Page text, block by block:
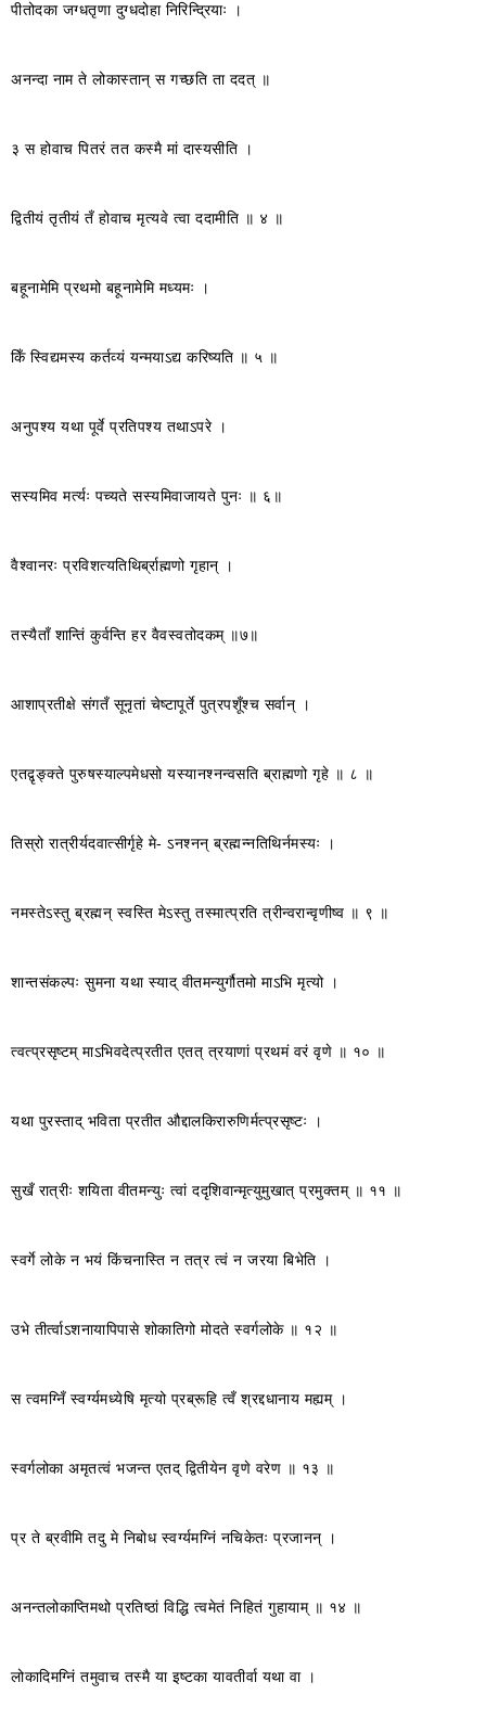
पीतोदका जग्धतृणा दुग्धदोहा निरिन्द्रियाः ।
अनन्दा नाम ते लोकास्तान् स गच्छति ता ददत् ॥
३ स होवाच पितरं तत कस्मै मां दास्यसीति ।
द्वितीयं तृतीयं तँ होवाच मृत्यवे त्वा ददामीति ॥ ४ ॥
बहूनामेमि प्रथमो बहूनामेमि मध्यमः ।
किँ स्विद्यमस्य कर्तव्यं यन्मयाऽद्य करिष्यति ॥ ५ ॥
अनुपश्य यथा पूर्वे प्रतिपश्य तथाऽपरे ।
सस्यमिव मर्त्यः पच्यते सस्यमिवाजायते पुनः ॥ ६॥
वैश्वानरः प्रविशत्यतिथिर्ब्राह्मणो गृहान् ।
तस्यैताँ शान्तिं कुर्वन्ति हर वैवस्वतोदकम् ॥७॥
आशाप्रतीक्षे संगतँ सूनृतां चेष्टापूर्ते पुत्रपशूँश्च सर्वान् ।
एतद्वृङ्क्ते पुरुषस्याल्पमेधसो यस्यानश्नन्वसति ब्राह्मणो गृहे ॥ ८ ॥
तिस्रो रात्रीर्यदवात्सीर्गृहे मे- ऽनश्नन् ब्रह्मन्नतिथिर्नमस्यः ।
नमस्तेऽस्तु ब्रह्मन् स्वस्ति मेऽस्तु तस्मात्प्रति त्रीन्वरान्वृणीष्व ॥ ९ ॥
शान्तसंकल्पः सुमना यथा स्याद् वीतमन्युर्गौतमो माऽभि मृत्यो ।
त्वत्प्रसृष्टम् माऽभिवदेत्प्रतीत एतत् त्रयाणां प्रथमं वरं वृणे ॥ १० ॥
यथा पुरस्ताद् भविता प्रतीत औद्दालकिरारुणिर्मत्प्रसृष्टः ।
सुखँ रात्रीः शयिता वीतमन्युः त्वां ददृशिवान्मृत्युमुखात् प्रमुक्तम् ॥ ११ ॥
स्वर्गे लोके न भयं किंचनास्ति न तत्र त्वं न जरया बिभेति ।
उभे तीर्त्वाऽशनायापिपासे शोकातिगो मोदते स्वर्गलोके ॥ १२ ॥
स त्वमग्निँ स्वर्ग्यमध्येषि मृत्यो प्रब्रूहि त्वँ श्रद्दधानाय मह्यम् ।
स्वर्गलोका अमृतत्वं भजन्त एतद् द्वितीयेन वृणे वरेण ॥ १३ ॥
प्र ते ब्रवीमि तदु मे निबोध स्वर्ग्यमग्निं नचिकेतः प्रजानन् ।
अनन्तलोकाप्तिमथो प्रतिष्ठां विद्धि त्वमेतं निहितं गुहायाम् ॥ १४ ॥
लोकादिमग्निं तमुवाच तस्मै या इष्टका यावतीर्वा यथा वा ।